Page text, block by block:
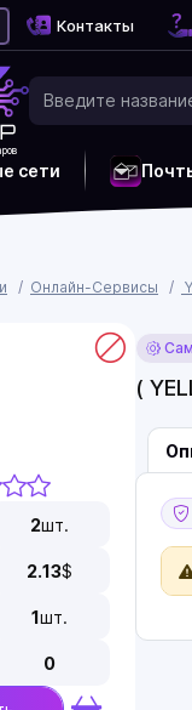
Контакты
сети
Онлайн-Сервисы
2шт.
2.13$
1шт.
0
(